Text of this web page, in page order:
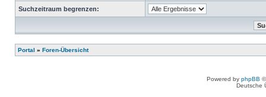
Suchzeitraum begrenzen:
Portal » Foren-Übersicht
Powered by phpBB
Deutsche